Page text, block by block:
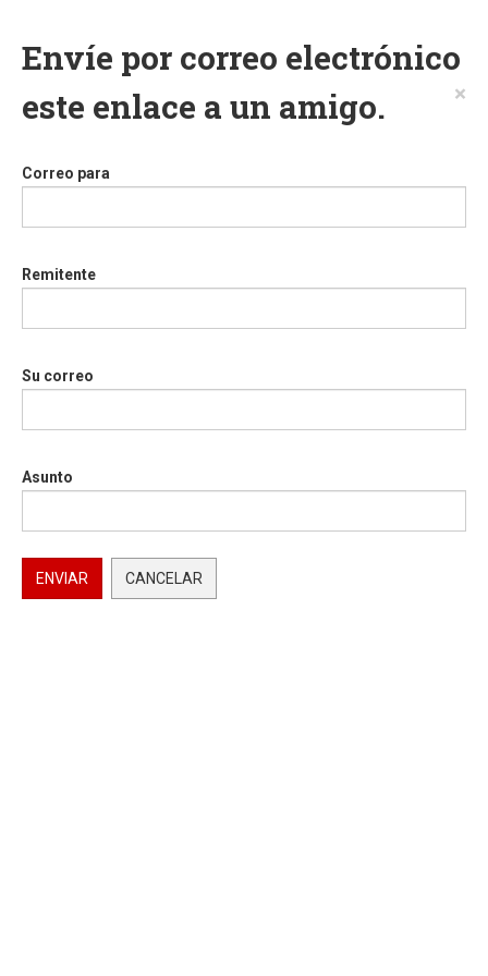
Envíe por correo electrónico
este enlace a un amigo.
×
Correo para
Remitente
Su correo
Asunto
ENVIAR CANCELAR